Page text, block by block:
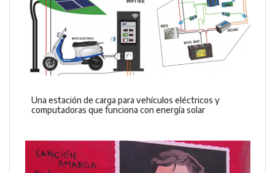
Una estación de carga para vehículos eléctricos y
computadoras que funciona con energía solar